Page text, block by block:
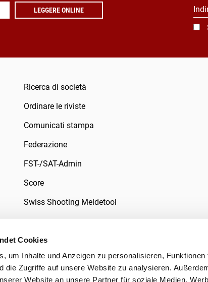
Cookies
um Inhalte und Anzeigen zu personalisieren,
die Zugriffe auf unsere Website zu analysieren.
Website an unsere Partner für soziale Medien,
LEGGERE ONLINE
Ricerca di società
Ordinare le riviste
Comunicati stampa
Federazione
FST-/SAT-Admin
Score
Swiss Shooting Meldetool
privacy